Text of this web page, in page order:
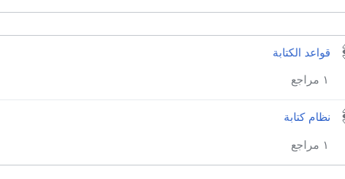
قواعد الكتابة
١ مراجع
نظام كتابة
١ مراجع